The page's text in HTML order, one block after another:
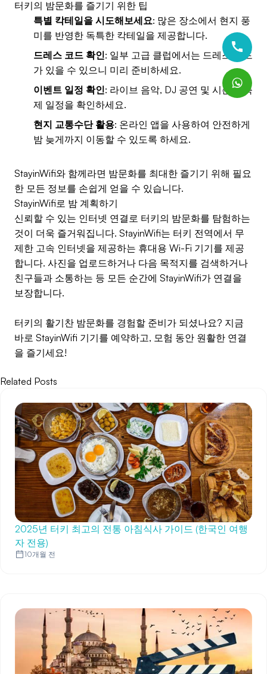
터키의 밤문화를 즐기기 위한 팁
특별 칵테일을 시도해보세요: 많은 장소에서 현지 풍
미를 반영한 독특한 칵테일을 제공합니다.
드레스 코드 확인: 일부 고급 클럽에서는 드레스 코드
가 있을 수 있으니 미리 준비하세요.
이벤트 일정 확인: 라이브 음악, DJ 공연 및 시즌별 축
제 일정을 확인하세요.
현지 교통수단 활용: 온라인 앱을 사용하여 안전하게
밤 늦게까지 이동할 수 있도록 하세요.
StayinWifi와 함께라면 밤문화를 최대한 즐기기 위해 필요
한 모든 정보를 손쉽게 얻을 수 있습니다.
StayinWifi로 밤 계획하기
신뢰할 수 있는 인터넷 연결로 터키의 밤문화를 탐험하는
것이 더욱 즐거워집니다. StayinWifi는 터키 전역에서 무
제한 고속 인터넷을 제공하는 휴대용 Wi-Fi 기기를 제공
합니다. 사진을 업로드하거나 다음 목적지를 검색하거나
친구들과 소통하는 등 모든 순간에 StayinWifi가 연결을
보장합니다.
터키의 활기찬 밤문화를 경험할 준비가 되셨나요? 지금
바로 StayinWifi 기기를 예약하고, 모험 동안 원활한 연결
을 즐기세요!
Related Posts
2025년 터키 최고의 전통 아침식사 가이드 (한국인 여행
자 전용)
10개월 전